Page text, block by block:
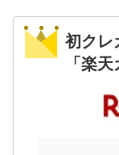
初クレ
「楽